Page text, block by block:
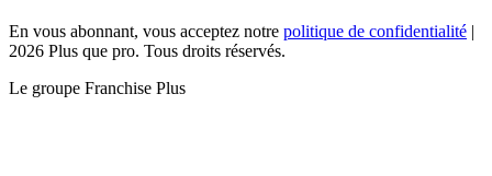
En vous abonnant, vous acceptez notre politique de confidentialité |
2026 Plus que pro. Tous droits réservés.
Le groupe Franchise Plus